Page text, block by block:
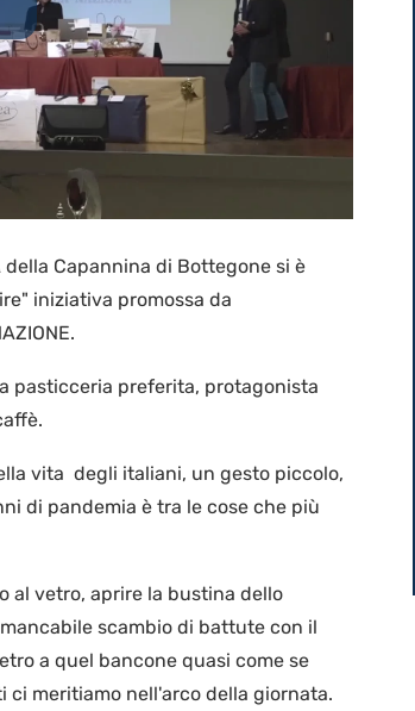
della Capannina di Bottegone si è
iniziativa promossa da
pasticceria preferita, protagonista
vita degli italiani, un gesto piccolo,
di pandemia è tra le cose che più
al vetro, aprire la bustina dello
scambio di battute con il
a quel bancone quasi come se
meritiamo nell'arco della giornata.